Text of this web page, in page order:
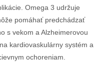
Omega 3 udržuje
pomáhať predchádzať
s vekom a Alzheimerovou
kardiovaskulárny systém a
ochoreniam.